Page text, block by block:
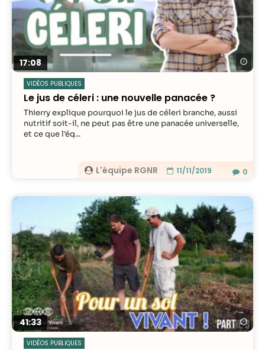
17:08
VIDÉOS PUBLIQUES
Le jus de céleri : une nouvelle panacée ?
L'équipe RGNR 11/11/2019
Thierry explique pourquoi le jus de céleri branche, aussi
nutritif soit-il, ne peut pas être une panacée universelle,
et ce que l'éq...
0
41:33
VIDÉOS PUBLIQUES